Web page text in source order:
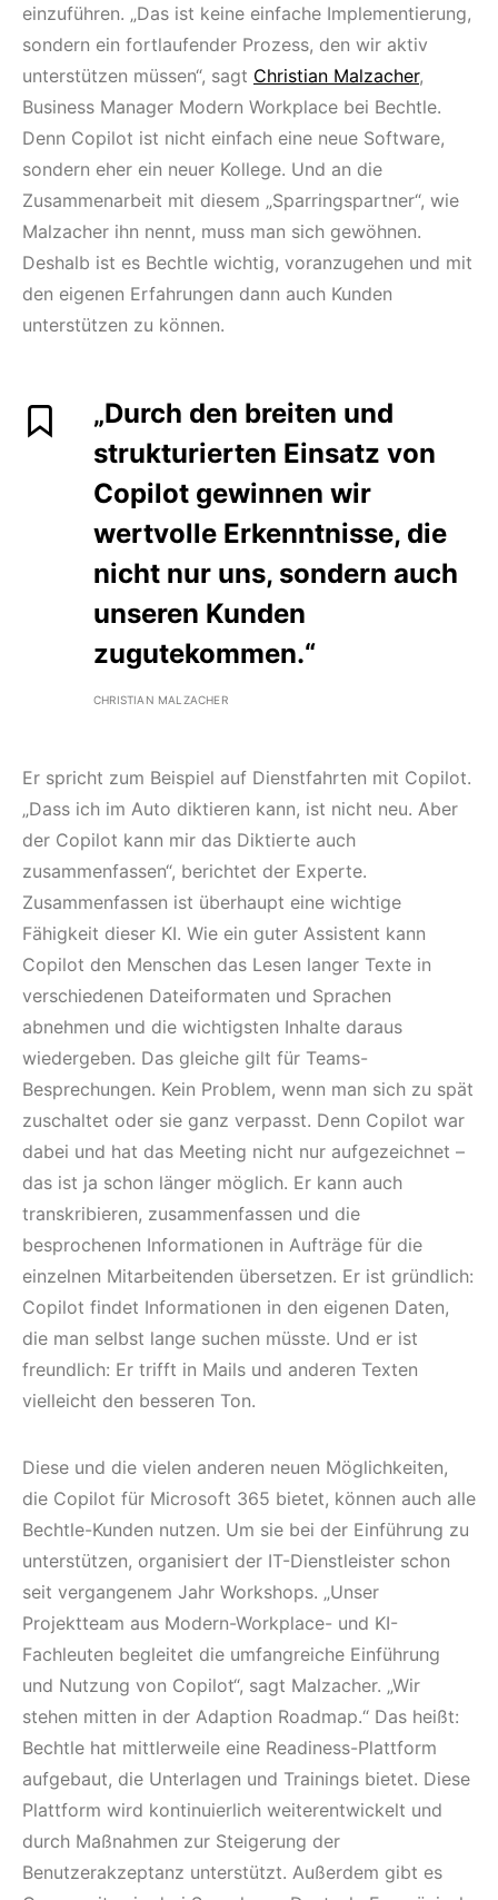
einzuführen. „Das ist keine einfache Implementierung,
sondern ein fortlaufender Prozess, den wir aktiv
unterstützen müssen“, sagt Christian Malzacher,
Business Manager Modern Workplace bei Bechtle.
Denn Copilot ist nicht einfach eine neue Software,
sondern eher ein neuer Kollege. Und an die
Zusammenarbeit mit diesem „Sparringspartner“, wie
Malzacher ihn nennt, muss man sich gewöhnen.
Deshalb ist es Bechtle wichtig, voranzugehen und mit
den eigenen Erfahrungen dann auch Kunden
unterstützen zu können.
„Durch den breiten und
strukturierten Einsatz von
Copilot gewinnen wir
wertvolle Erkenntnisse, die
nicht nur uns, sondern auch
unseren Kunden
zugutekommen.“
CHRISTIAN MALZACHER
Er spricht zum Beispiel auf Dienstfahrten mit Copilot.
„Dass ich im Auto diktieren kann, ist nicht neu. Aber
der Copilot kann mir das Diktierte auch
zusammenfassen“, berichtet der Experte.
Zusammenfassen ist überhaupt eine wichtige
Fähigkeit dieser KI. Wie ein guter Assistent kann
Copilot den Menschen das Lesen langer Texte in
verschiedenen Dateiformaten und Sprachen
abnehmen und die wichtigsten Inhalte daraus
wiedergeben. Das gleiche gilt für Teams-
Besprechungen. Kein Problem, wenn man sich zu spät
zuschaltet oder sie ganz verpasst. Denn Copilot war
dabei und hat das Meeting nicht nur aufgezeichnet –
das ist ja schon länger möglich. Er kann auch
transkribieren, zusammenfassen und die
besprochenen Informationen in Aufträge für die
einzelnen Mitarbeitenden übersetzen. Er ist gründlich:
Copilot findet Informationen in den eigenen Daten,
die man selbst lange suchen müsste. Und er ist
freundlich: Er trifft in Mails und anderen Texten
vielleicht den besseren Ton.
Diese und die vielen anderen neuen Möglichkeiten,
die Copilot für Microsoft 365 bietet, können auch alle
Bechtle-Kunden nutzen. Um sie bei der Einführung zu
unterstützen, organisiert der IT-Dienstleister schon
seit vergangenem Jahr Workshops. „Unser
Projektteam aus Modern-Workplace- und KI-
Fachleuten begleitet die umfangreiche Einführung
und Nutzung von Copilot“, sagt Malzacher. „Wir
stehen mitten in der Adaption Roadmap.“ Das heißt:
Bechtle hat mittlerweile eine Readiness-Plattform
aufgebaut, die Unterlagen und Trainings bietet. Diese
Plattform wird kontinuierlich weiterentwickelt und
durch Maßnahmen zur Steigerung der
Benutzerakzeptanz unterstützt. Außerdem gibt es